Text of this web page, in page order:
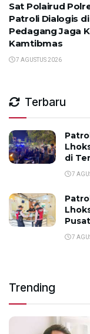
Sat Polairud
Patroli Dialogis
Pedagang Jaga
Kamtibmas
7 AGUSTUS 2026
Terbaru
di
7
7
Trending